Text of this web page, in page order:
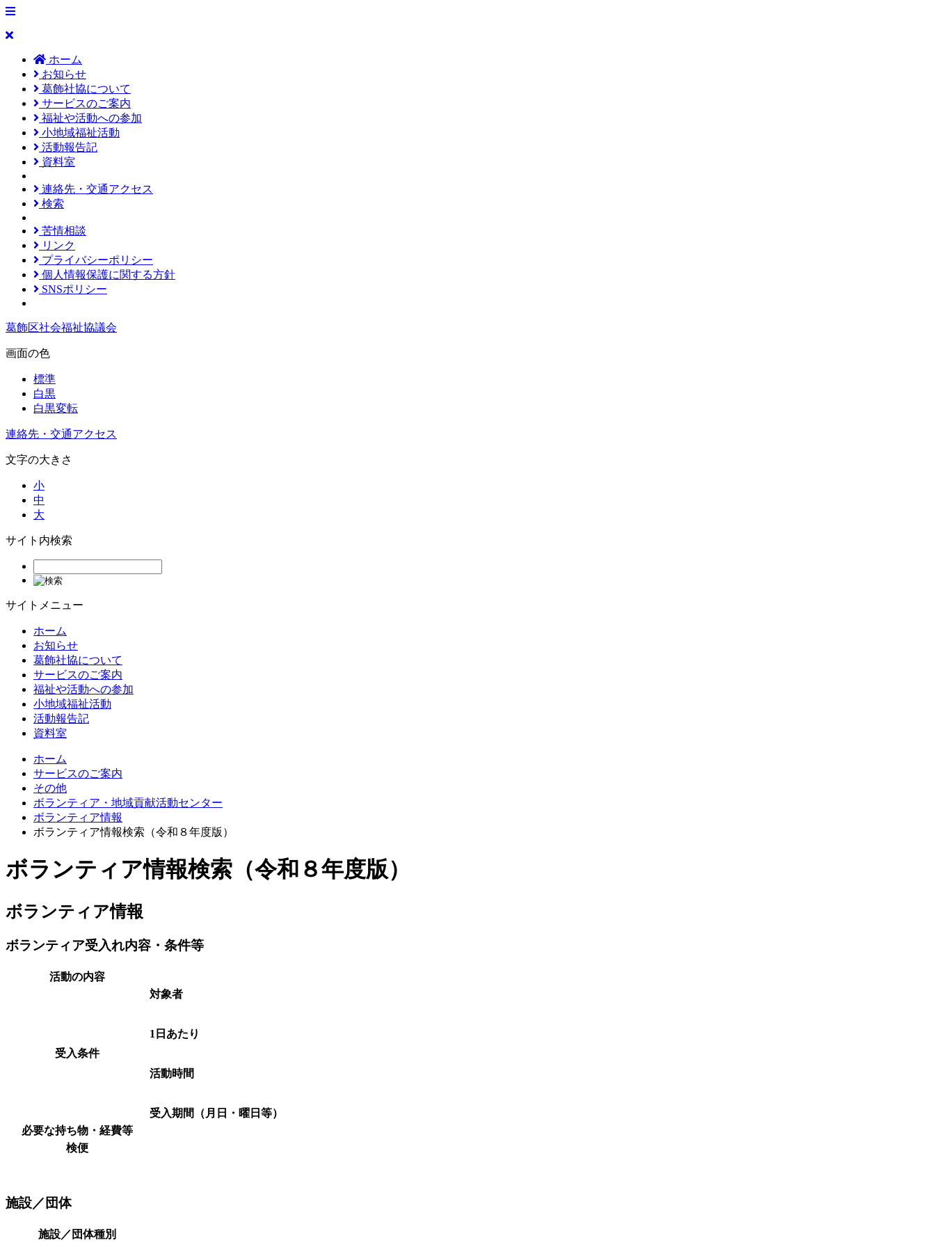
ホーム
お知らせ
葛飾社協について
サービスのご案内
福祉や活動への参加
小地域福祉活動
活動報告記
資料室
連絡先・交通アクセス
検索
苦情相談
リンク
プライバシーポリシー
個人情報保護に関する方針
SNSポリシー
葛飾区社会福祉協議会
画面の色
標準
白黒
白黒変転
連絡先・交通アクセス
文字の大きさ
小
中
大
サイト内検索
サイトメニュー
ホーム
お知らせ
葛飾社協について
サービスのご案内
福祉や活動への参加
小地域福祉活動
活動報告記
資料室
ホーム
サービスのご案内
その他
ボランティア・地域貢献活動センター
ボランティア情報
ボランティア情報検索（令和８年度版）
ボランティア情報検索（令和８年度版）
ボランティア情報
ボランティア受入れ内容・条件等
活動の内容
受入条件
対象者
1日あたり
活動時間
受入期間（月日・曜日等）
必要な持ち物・経費等
検便
施設／団体
施設／団体種別